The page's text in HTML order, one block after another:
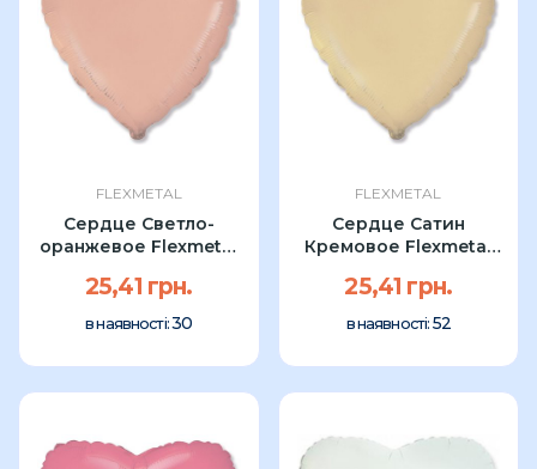
FLEXMETAL
Сердце Светло-
оранжевое Flexmetal
25,41 грн.
в наявності:30
FLEXMETAL
Сердце Сатин
Кремовое Flexmetal
25,41 грн.
в наявності: 52